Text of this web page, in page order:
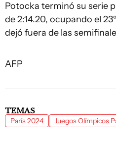
Potocka terminó su serie
de 2:14.20, ocupando el
dejó fuera de las
AFP
TEMAS
París 2024 Juegos Olímpicos